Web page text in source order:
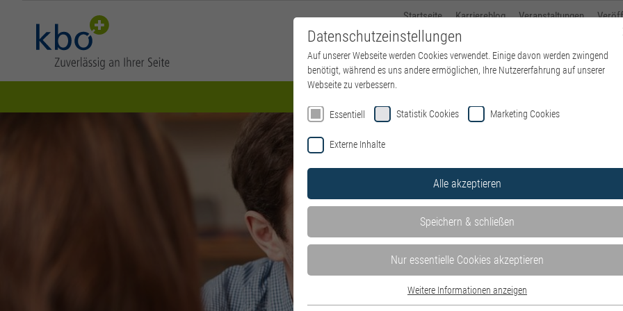
Über kbo Standorte kbo-Karriere Ausbildung
Startseite Karriereblog Veranstaltungen
Datenschutzeinstellungen
Auf unserer Webseite werden Cookies verwendet. Einige davon werden zwingend
benötigt, während es uns andere ermöglichen, Ihre Nutzererfahrung auf unserer
Webseite zu verbessern.
Essentiell Statistik Cookies Marketing Cookies
Externe Inhalte
Alle akzeptieren
Speichern & schließen
Nur essentielle Cookies akzeptieren
Weitere Informationen anzeigen